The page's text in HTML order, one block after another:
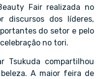
Fair realizada no
discursos dos líderes,
do setor e pelo
no tori.
Tsukuda compartilhou
A maior feira de